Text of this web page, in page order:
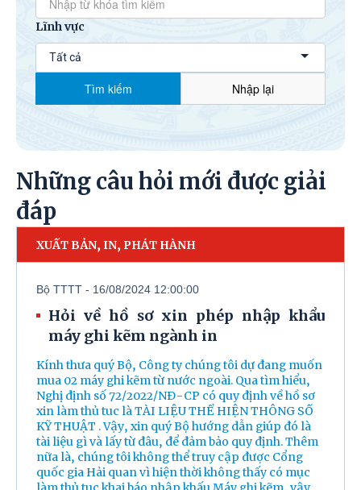
Lĩnh vực
Tất cả
Tìm kiếm Nhập lại
Những câu hỏi mới được giải
đáp
XUẤT BẢN, IN, PHÁT HÀNH
Bộ TTTT - 16/08/2024 12:00:00
Hỏi về hồ sơ xin phép nhập khẩu
máy ghi kẽm ngành in
Kính thưa quý Bộ, Công ty chúng tôi dự đang muốn
mua 02 máy ghi kẽm từ nước ngoài. Qua tìm hiểu,
Nghị định số 72/2022/NĐ-CP có quy định về hồ sơ
xin làm thủ tuc là TÀI LIỆU THỂ HIỆN THÔNG SỐ
KỸ THUẬT . Vậy, xin quý Bộ hướng dẫn giúp đó là
tài liệu gì và lấy từ đâu, để đảm bảo quy định. Thêm
nữa là, chúng tôi không thể truy cập được Cổng
quốc gia Hải quan vì hiện thời không thấy có mục